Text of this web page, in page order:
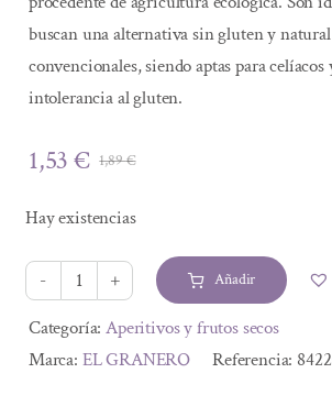
buscan una alternativa sin gluten y
convencionales, siendo aptas para celíacos
intolerancia al gluten.
1,89€El
era:
1,89 €.
1,53€
El
es:
1,53 €.
Hay existencias
TORTITAS
DE
MAIZ
Añadir
Alternative:
Categoría:Aperitivos y frutos secos
Marca: EL GRANERO Referencia: